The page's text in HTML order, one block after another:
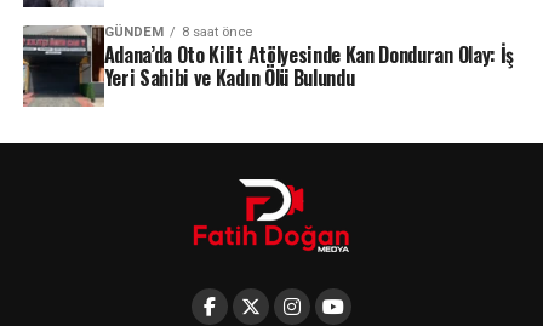
GÜNDEM 8 saat önce
Adana’da Oto Kilit Atölyesinde Kan Donduran Olay: İş
Yeri Sahibi ve Kadın Ölü Bulundu